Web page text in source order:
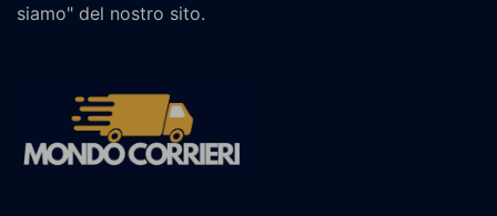
siamo" del nostro sito.